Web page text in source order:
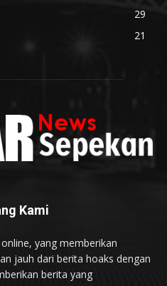
29
21
Kami
yang memberikan
jauh dari berita hoaks dengan
berita yang